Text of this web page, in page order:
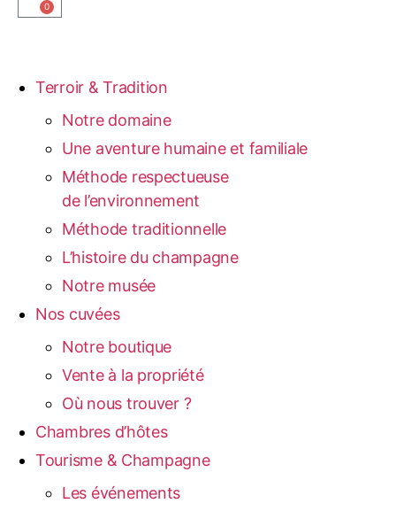
0
Terroir & Tradition
Notre domaine
Une aventure humaine et familiale
Méthode respectueuse
de l’environnement
Méthode traditionnelle
L’histoire du champagne
Notre musée
Nos cuvées
Notre boutique
Vente à la propriété
Où nous trouver ?
Chambres d’hôtes
Tourisme & Champagne
Les événements